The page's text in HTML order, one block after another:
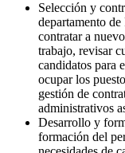
Selección y
departamento
contratar a
trabajo, revisar
candidatos para
ocupar los
gestión de
administrativos
Desarrollo y
formación del